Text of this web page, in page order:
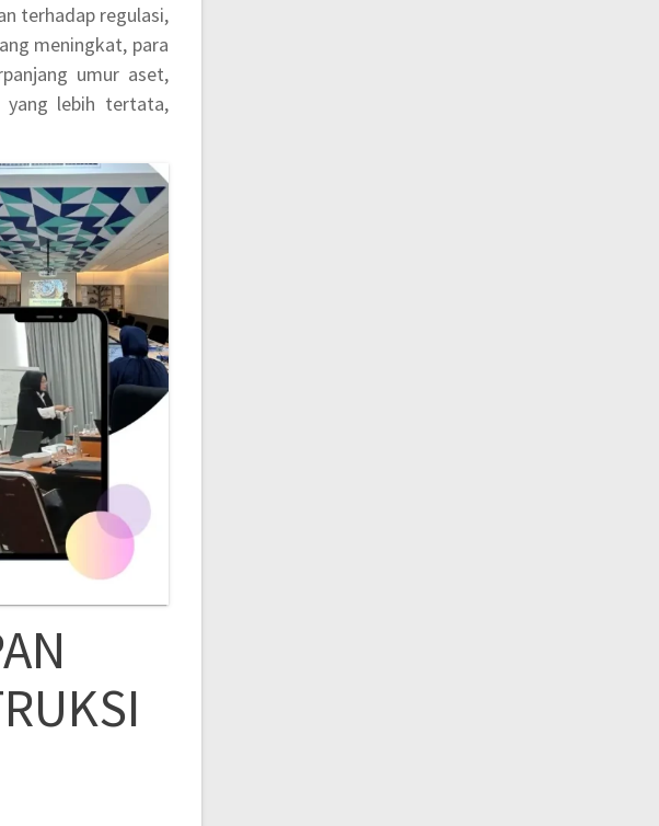
terhadap regulasi,
meningkat, para
umur aset,
yang lebih tertata,